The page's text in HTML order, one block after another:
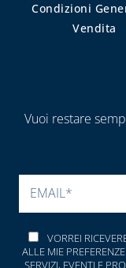
Condizioni
Vendita
Vuoi restare
VORREI
ALLE MIE
SERVIZI, EVENTI E